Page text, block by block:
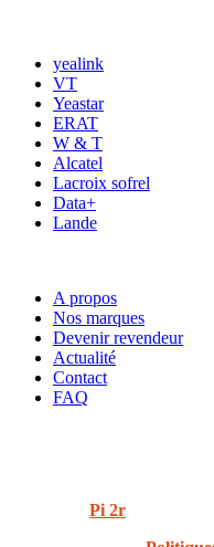
yealink
VT
Yeastar
ERAT
W & T
Alcatel
Lacroix sofrel
Data+
Lande
A propos
Nos marques
Devenir revendeur
Actualité
Contact
FAQ
Pi 2r